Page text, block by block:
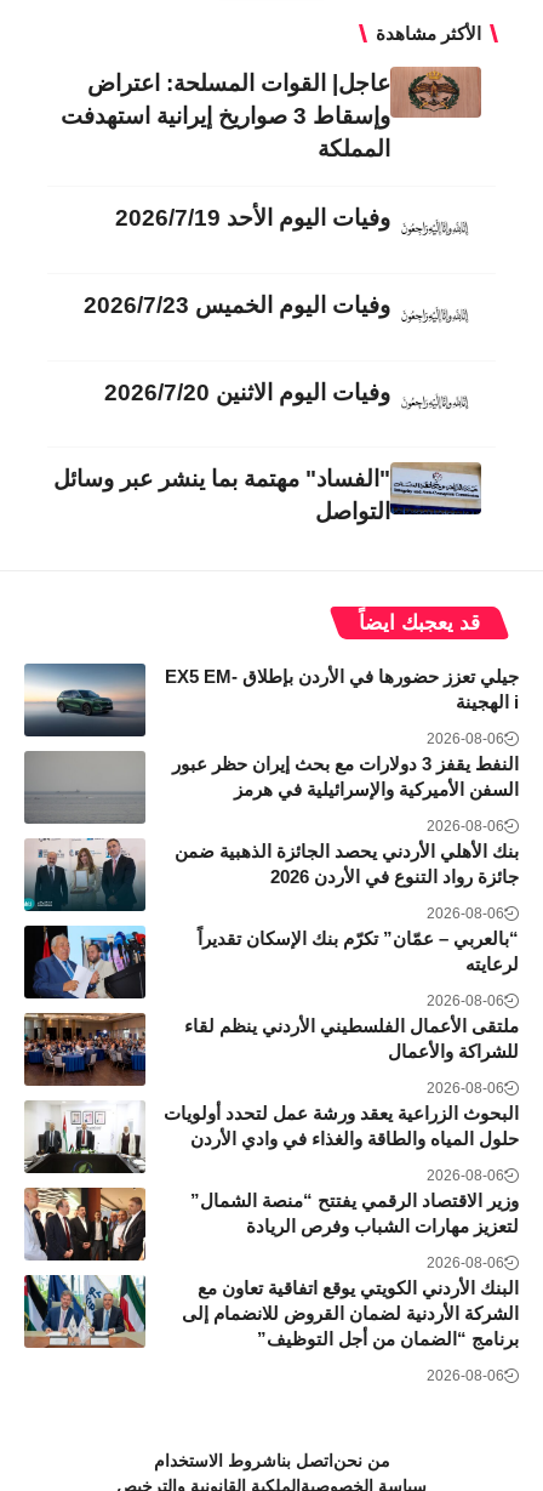
الأكثر مشاهدة
عاجل| القوات المسلحة: اعتراض
وإسقاط 3 صواريخ إيرانية استهدفت
المملكة
وفيات اليوم الأحد 2026/7/19
وفيات اليوم الخميس 2026/7/23
وفيات اليوم الاثنين 2026/7/20
"الفساد" مهتمة بما ينشر عبر وسائل
التواصل
قد يعجبك ايضاً
جيلي تعزز حضورها في الأردن بإطلاق EX5 EM-
i الهجينة
2026-08-06
النفط يقفز 3 دولارات مع بحث إيران حظر عبور
السفن الأميركية والإسرائيلية في هرمز
2026-08-06
بنك الأهلي الأردني يحصد الجائزة الذهبية ضمن
جائزة رواد التنوع في الأردن 2026
2026-08-06
“بالعربي – عمّان” تكرّم بنك الإسكان تقديراً
لرعايته
2026-08-06
ملتقى الأعمال الفلسطيني الأردني ينظم لقاء
للشراكة والأعمال
2026-08-06
البحوث الزراعية يعقد ورشة عمل لتحدد أولويات
حلول المياه والطاقة والغذاء في وادي الأردن
2026-08-06
وزير الاقتصاد الرقمي يفتتح “منصة الشمال”
لتعزيز مهارات الشباب وفرص الريادة
2026-08-06
البنك الأردني الكويتي يوقع اتفاقية تعاون مع
الشركة الأردنية لضمان القروض للانضمام إلى
برنامج “الضمان من أجل التوظيف”
2026-08-06
من نحن اتصل بناشروط الاستخدام
سياسة الخصوصية الملكية القانونية والترخيص